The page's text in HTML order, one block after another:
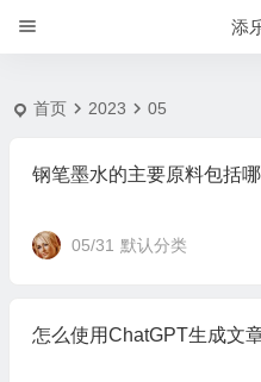
添
首页 2023 05
钢笔墨水的主要原料包括哪
05/31 默认分类
怎么使用ChatGPT生成文